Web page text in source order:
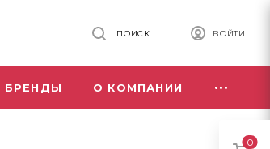
ВОЙТИ
ПОИСК
БРЕНДЫ О КОМПАНИИ
0